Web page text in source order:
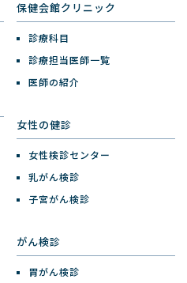
保健会館クリニック
診療科目
診療担当医師一覧
医師の紹介
女性の健診
女性検診センター
乳がん検診
子宮がん検診
がん検診
胃がん検診